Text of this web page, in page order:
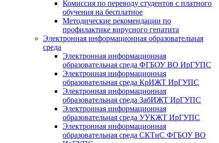
Комиссия по переводу студентов с платного
обучения на бесплатное
Методические рекомендации по
профилактике вирусного гепатита
Электронная информационная образовательная
среда
Электронная информационная
образовательная среда ФГБОУ ВО ИрГУПС
Электронная информационная
образовательная среда КрИЖТ ИрГУПС
Электронная информационная
образовательная среда ЗабИЖТ ИрГУПС
Электронная информационная
образовательная среда УУКЖТ ИрГУПС
Электронная информационная
образовательная среда СКТиС ФГБОУ ВО